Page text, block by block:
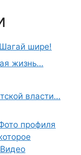
шире!
жизнь…
власти…
профиля